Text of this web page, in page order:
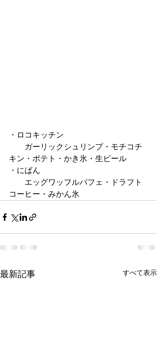
・ロコキッチン
ガーリックシュリンプ・モチコチ
キン・ポテト・かき氷・生ビール
・にばん
エッグワッフルパフェ・ドラフト
コーヒー・みかん氷
最新記事 すべて表示